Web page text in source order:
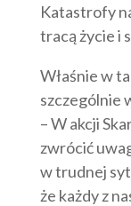
Katastrofy
tracą życie i
Właśnie w
szczególnie
– W akcji
zwrócić
w trudnej
że każdy z